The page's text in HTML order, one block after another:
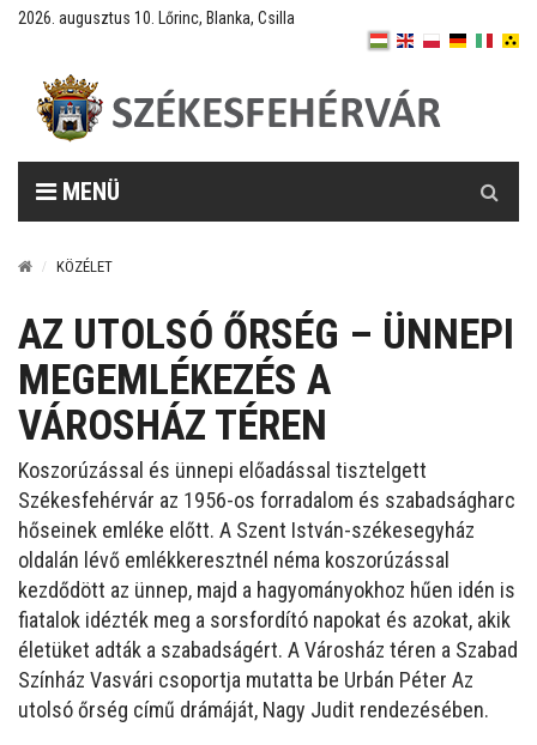
2026. augusztus 10. Lőrinc, Blanka, Csilla
MENÜ
KÖZÉLET
AZ UTOLSÓ ŐRSÉG – ÜNNEPI
MEGEMLÉKEZÉS A
VÁROSHÁZ TÉREN
Koszorúzással és ünnepi előadással tisztelgett
Székesfehérvár az 1956-os forradalom és szabadságharc
hőseinek emléke előtt. A Szent István-székesegyház
oldalán lévő emlékkeresztnél néma koszorúzással
kezdődött az ünnep, majd a hagyományokhoz hűen idén is
fiatalok idézték meg a sorsfordító napokat és azokat, akik
életüket adták a szabadságért. A Városház téren a Szabad
Színház Vasvári csoportja mutatta be Urbán Péter Az
utolsó őrség című drámáját, Nagy Judit rendezésében.